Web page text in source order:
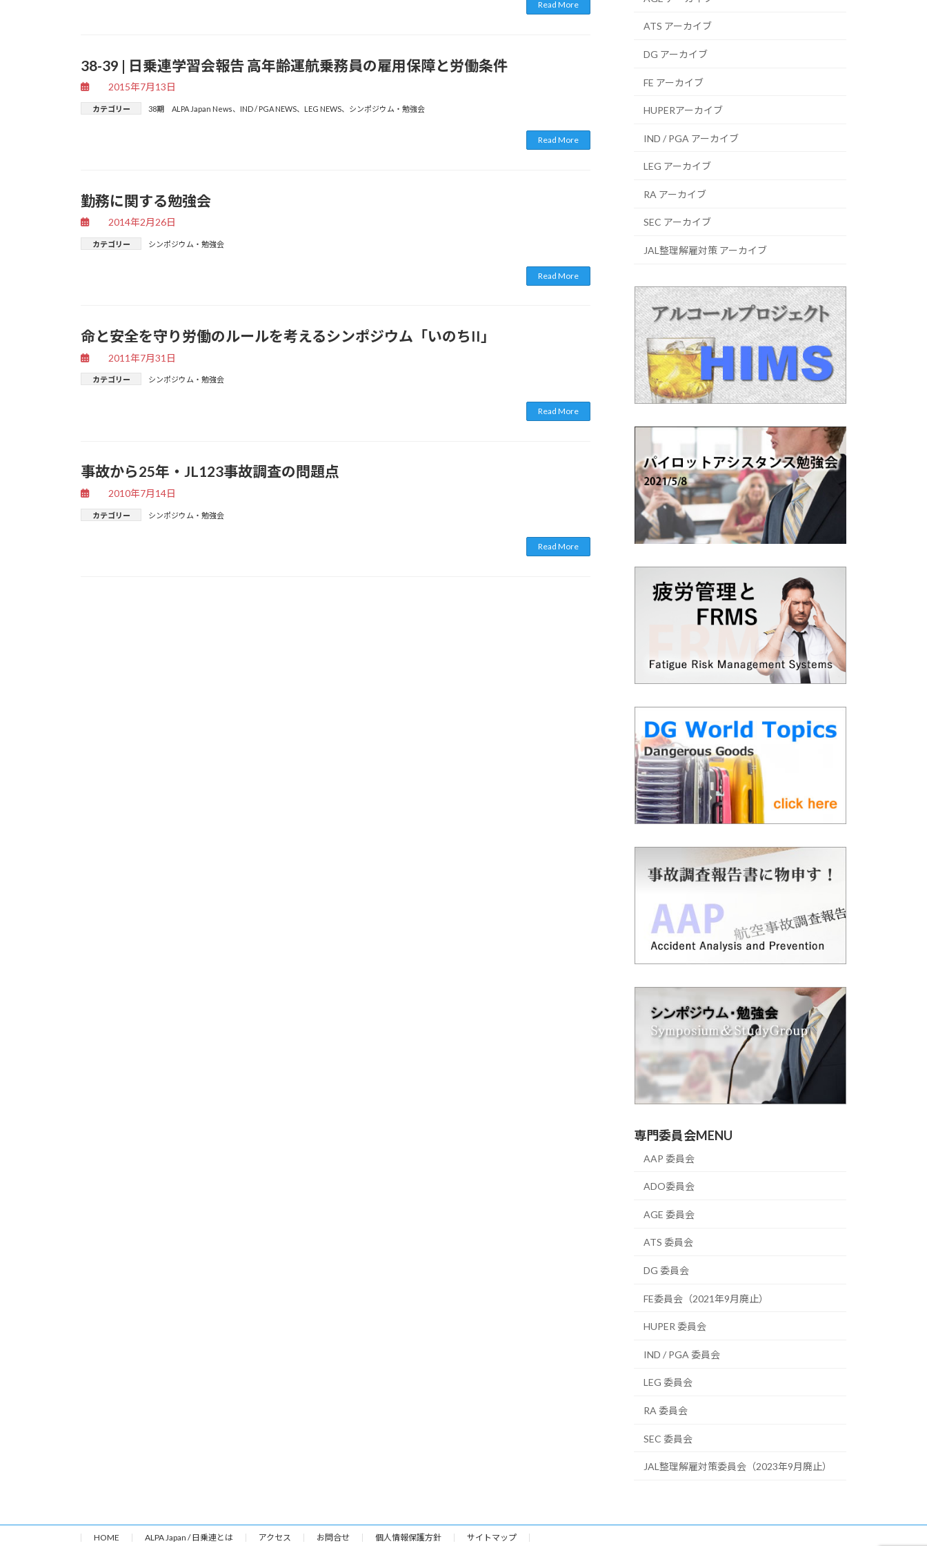
Read More
38-39 | 日乗連学習会報告 高年齢運航乗務員の雇用保障と労働条件
2015年7月13日
カテゴリー 38期 ALPA Japan News、 IND / PGA NEWS、 LEG NEWS、 シンポジウム・勉強会
Read More
勤務に関する勉強会
2014年2月26日
カテゴリー シンポジウム・勉強会
Read More
命と安全を守り労働のルールを考えるシンポジウム「いのちII」
2011年7月31日
カテゴリー シンポジウム・勉強会
Read More
事故から25年・JL123事故調査の問題点
2010年7月14日
カテゴリー シンポジウム・勉強会
Read More
ATS アーカイブ
DG アーカイブ
FE アーカイブ
HUPERアーカイブ
IND / PGA アーカイブ
LEG アーカイブ
RA アーカイブ
SEC アーカイブ
JAL整理解雇対策 アーカイブ
専門委員会MENU
AAP 委員会
ADO委員会
AGE 委員会
ATS 委員会
DG 委員会
FE委員会（2021年9月廃止）
HUPER 委員会
IND / PGA 委員会
LEG 委員会
RA 委員会
SEC 委員会
JAL整理解雇対策委員会（2023年9月廃止）
HOME ALPA Japan / 日乗連とは アクセス お問合せ 個人情報保護方針 サイトマップ